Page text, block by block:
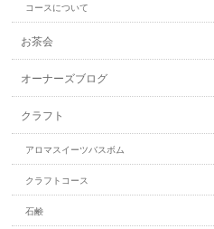
コースについて
お茶会
オーナーズブログ
クラフト
アロマスイーツバスボム
クラフトコース
石鹸